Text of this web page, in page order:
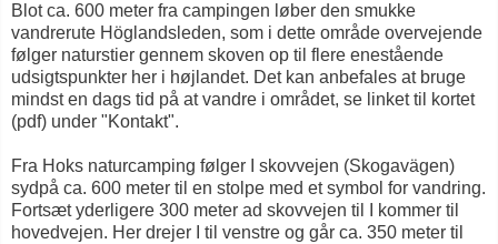
Blot ca. 600 meter fra campingen løber den smukke
vandrerute Höglandsleden, som i dette område overvejende
følger naturstier gennem skoven op til flere enestående
udsigtspunkter her i højlandet. Det kan anbefales at bruge
mindst en dags tid på at vandre i området, se linket til kortet
(pdf) under "Kontakt".
Fra Hoks naturcamping følger I skovvejen (Skogavägen)
sydpå ca. 600 meter til en stolpe med et symbol for vandring.
Fortsæt yderligere 300 meter ad skovvejen til I kommer til
hovedvejen. Her drejer I til venstre og går ca. 350 meter til